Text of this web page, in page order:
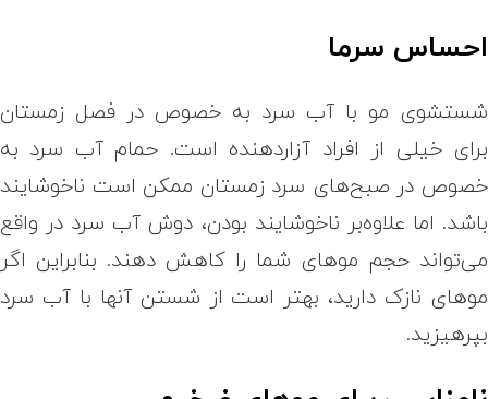
احساس سرما
شستشوی مو با آب سرد به خصوص در فصل زمستان
برای خیلی از افراد آزاردهنده است. حمام آب سرد به
خصوص در صبح‌های سرد زمستان ممکن است ناخوشایند
باشد. اما علاوه‌بر ناخوشایند بودن، دوش‌ آب سرد در واقع
می‌تواند حجم موهای شما را کاهش دهند. بنابراین اگر
موهای نازک دارید، بهتر است از شستن آنها با آب سرد
بپرهیزید.